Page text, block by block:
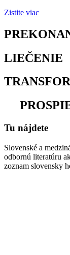
Zistite viac
LIEČENIE
Tu nájdete
Slovenské a
odbornú literatúru
zoznam slovensky